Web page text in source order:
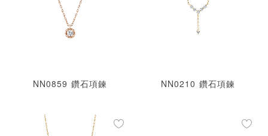
NN0859 鑽石項鍊 NN0210 鑽石項鍊